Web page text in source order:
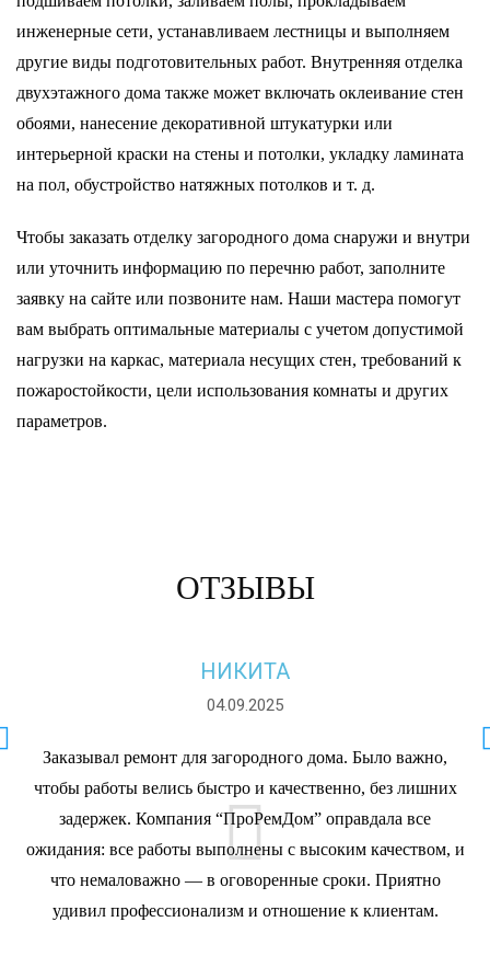
инженерные сети, устанавливаем лестницы и выполняем
другие виды подготовительных работ. Внутренняя отделка
двухэтажного дома также может включать оклеивание стен
обоями, нанесение декоративной штукатурки или
интерьерной краски на стены и потолки, укладку ламината
на пол, обустройство натяжных потолков и т. д.
Чтобы заказать отделку загородного дома снаружи и внутри
или уточнить информацию по перечню работ, заполните
заявку на сайте или позвоните нам. Наши мастера помогут
вам выбрать оптимальные материалы с учетом допустимой
нагрузки на каркас, материала несущих стен, требований к
пожаростойкости, цели использования комнаты и других
параметров.
ОТЗЫВЫ
НИКИТА
04.09.2025
Заказывал ремонт для загородного дома. Было важно,
чтобы работы велись быстро и качественно, без лишних
задержек. Компания “ПроРемДом” оправдала все
ожидания: все работы выполнены с высоким качеством, и
что немаловажно — в оговоренные сроки. Приятно
удивил профессионализм и отношение к клиентам.